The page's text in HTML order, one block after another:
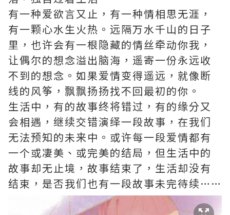
有一种爱欲言又止，有一种情相思无涯，
有一颗心水生火热。远隔万水千山的日子
里，也许会有一根隐藏的情丝牵动你我，
让偶尔的想念溢出脑海，遥寄一份永远收
不到的想念。如果爱情变得遥远，就像断
线的风筝，飘飘扬扬找不回最初的你。
生活中，有的故事终将错过，有的缘分又
会相遇，继续交错演绎一段故事，在我们
无法预知的未来中。或许每一段爱情都有
一个或凄美、或完美的结局，但生活中的
故事却无止境，故事结束了，生活却没有
结束，是否我们也有一段故事未完待续……